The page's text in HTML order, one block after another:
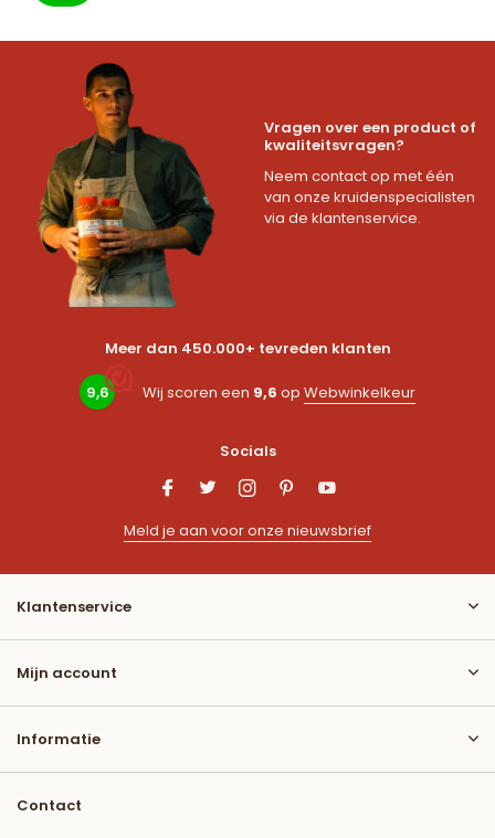
Vragen over een product of
kwaliteitsvragen?
Neem contact op met één
van onze kruidenspecialisten
via de klantenservice.
Meer dan 450.000+ tevreden klanten
9,6 Wij scoren een 9,6 op Webwinkelkeur
Socials
Meld je aan voor onze nieuwsbrief
Klantenservice
Mijn account
Informatie
Contact